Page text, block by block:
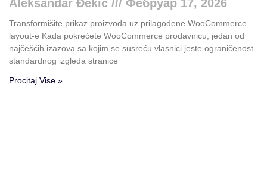
Aleksandar Đekić Фебруар 17, 2026
Transformišite prikaz proizvoda uz prilagođene WooCommerce
layout-e Kada pokrećete WooCommerce prodavnicu, jedan od
najčešćih izazova sa kojim se susreću vlasnici jeste ograničenost
standardnog izgleda stranice
Procitaj Vise »